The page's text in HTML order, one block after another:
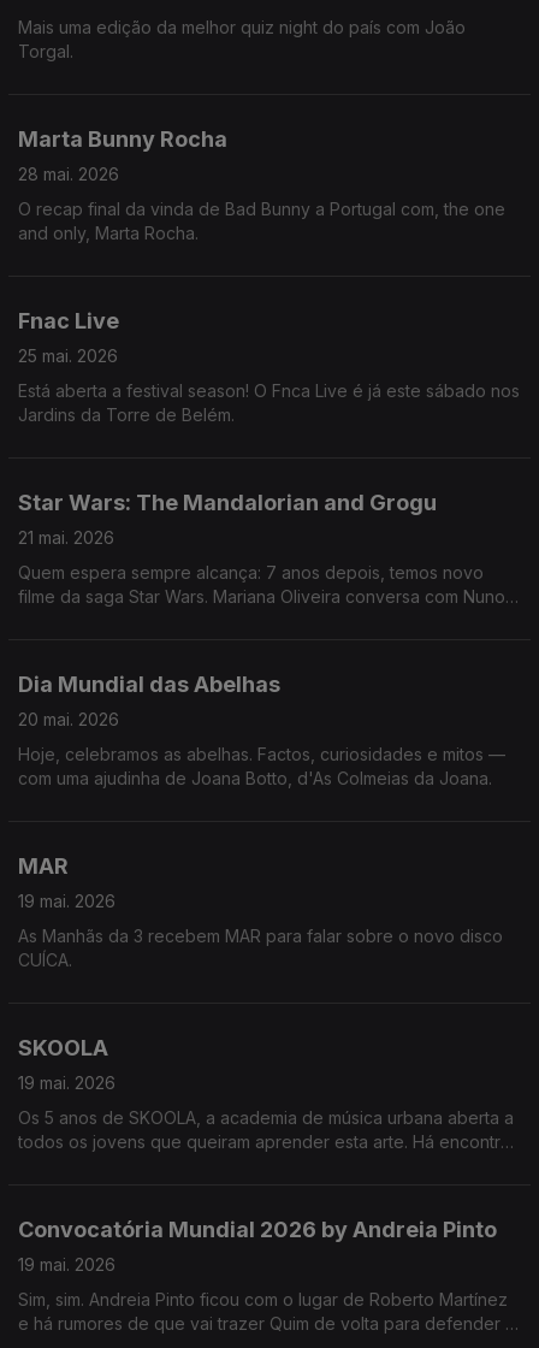
Mais uma edição da melhor quiz night do país com João
Torgal.
Marta Bunny Rocha
28 mai. 2026
O recap final da vinda de Bad Bunny a Portugal com, the one
and only, Marta Rocha.
Fnac Live
25 mai. 2026
Está aberta a festival season! O Fnca Live é já este sábado nos
Jardins da Torre de Belém.
Star Wars: The Mandalorian and Grogu
21 mai. 2026
Quem espera sempre alcança: 7 anos depois, temos novo
filme da saga Star Wars. Mariana Oliveira conversa com Nuno
Dia Mundial das Abelhas
20 mai. 2026
Hoje, celebramos as abelhas. Factos, curiosidades e mitos —
com uma ajudinha de Joana Botto, d'As Colmeias da Joana.
MAR
19 mai. 2026
As Manhãs da 3 recebem MAR para falar sobre o novo disco
CUÍCA.
SKOOLA
19 mai. 2026
Os 5 anos de SKOOLA, a academia de música urbana aberta a
todos os jovens que queiram aprender esta arte. Há encontro
Convocatória Mundial 2026 by Andreia Pinto
19 mai. 2026
Sim, sim. Andreia Pinto ficou com o lugar de Roberto Martínez
e há rumores de que vai trazer Quim de volta para defender a